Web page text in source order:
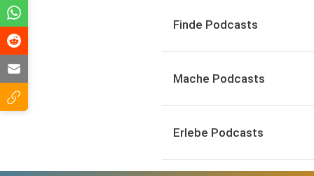
Finde Podcasts
Mache Podcasts
Erlebe Podcasts